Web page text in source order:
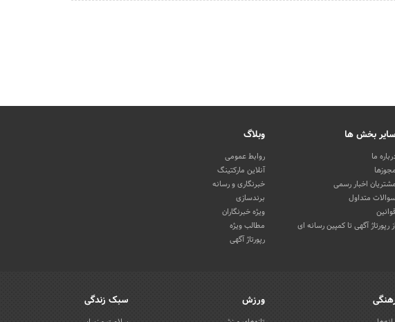
سایر بخش ها
ما
مجوزها
مشتریان اخبار رسمی
سوالات متداول
قوانین
از رپورتاژ آگهی تا کمپین رسانه ای
وبلاگ
روابط عمومی
آنلاین مارکتینگ
خبرنگاری و رسانه
برندسازی
ویژه خبرنگاران
مطالب ویژه
رپورتاژ آگهی
ورزش سبک زندگی